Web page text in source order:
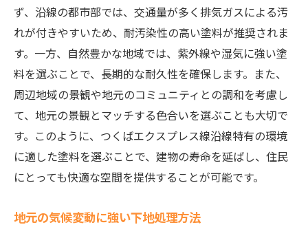
ず、沿線の都市部では、交通量が多く排気ガスによる汚
れが付きやすいため、耐汚染性の高い塗料が推奨されま
す。一方、自然豊かな地域では、紫外線や湿気に強い塗
料を選ぶことで、長期的な耐久性を確保します。また、
周辺地域の景観や地元のコミュニティとの調和を考慮し
て、地元の景観とマッチする色合いを選ぶことも大切で
す。このように、つくばエクスプレス線沿線特有の環境
に適した塗料を選ぶことで、建物の寿命を延ばし、住民
にとっても快適な空間を提供することが可能です。
地元の気候変動に強い下地処理方法